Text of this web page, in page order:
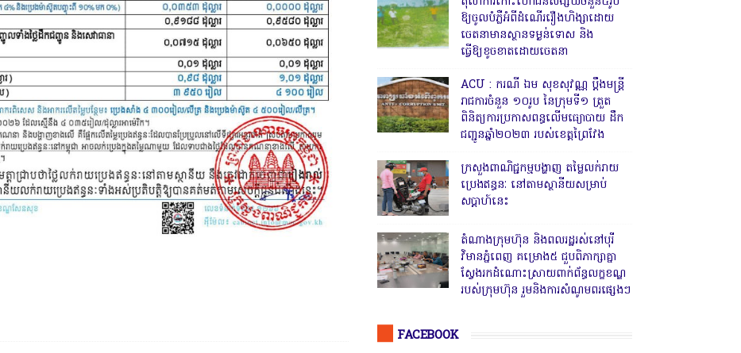
ឱ្យចូលបំភ្លឺអំពីដំណើររឿងហិង្សាដោយ
ចេតនាមានស្ថានទម្ងន់ទោស និង
ធ្វើឱ្យខូចខាតដោយចេតនា
ACU : ករណី ឯម សុខសុវណ្ណ ប្ដឹងមន្ត្រី
រាជការចំនួន ១០រូប នៃក្រុមទី១ ត្រួត
ពិនិត្យការប្រកាសពន្ធលើមធ្យោបាយ ដឹក
ជញ្ជូនឆ្នាំ២០២៣ របស់ខេត្តព្រៃវែង
ក្រសួងពាណិជ្ជកម្មបង្ហាញ តម្លៃលក់រាយ
ប្រេងឥន្ធនៈ នៅតាមស្ថានីយសម្រាប់
សប្តាហ៍នេះ
តំណាងក្រុមហ៊ុន និងពលរដ្ឋរស់នៅបុរី
វិមានភ្នំពេញ គម្រោង៥ ជួបពិភាក្សាគ្នា
ស្វែងរកដំណោះស្រាយពាក់ព័ន្ធលក្ខខណ្ឌ
របស់ក្រុមហ៊ុន រួមនិងការសំណូមពរផ្សេងៗ
FACEBOOK